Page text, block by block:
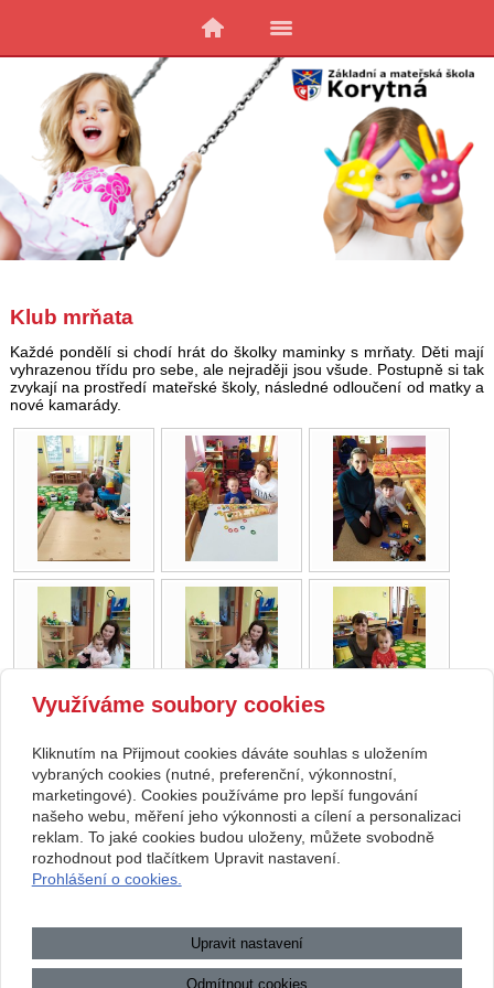
Klub mrňata
Každé pondělí si chodí hrát do školky maminky s mrňaty. Děti mají
vyhrazenou třídu pro sebe, ale nejraději jsou všude. Postupně si tak
zvykají na prostředí mateřské školy, následné odloučení od matky a
nové kamarády.
Copyright © 2026 Základní škola, Korytná, okres Uherské Hradiště, příspěvková
a
Mapa webu|Zobrazit klasickou verzi
Přístupnost webových stránek|GDPR|
informace
Využíváme soubory cookies
Kliknutím na Přijmout cookies dáváte souhlas s uložením
vybraných cookies (nutné, preferenční, výkonnostní,
marketingové). Cookies používáme pro lepší fungování
našeho webu, měření jeho výkonnosti a cílení a personalizaci
reklam. To jaké cookies budou uloženy, můžete svobodně
rozhodnout pod tlačítkem Upravit nastavení.
Prohlášení o cookies.
Upravit nastavení
Odmítnout cookies